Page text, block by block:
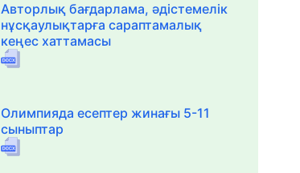
Авторлық бағдарлама, әдістемелік
нұсқаулықтарға сараптамалық
кеңес хаттамасы
Олимпияда есептер жинағы 5-11
сыныптар